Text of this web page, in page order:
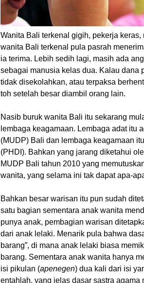
Wanita Bali terkenal gigih, pekerja
wanita Bali terkenal pula pasrah
ia terima. Lebih sedih lagi, masih ada
sebagai manusia kelas dua. Kalau dana
tidak disekolahkan, atau terpaksa
toh setelah besar diambil orang lain.
Nasib buruk wanita Bali itu sekarang
lembaga keagamaan. Lembaga adat itu
(MUDP) Bali dan lembaga keagamaan
(PHDI). Bahkan yang jarang diketahui
MUDP Bali tahun 2010 yang
wanita, yang selama ini tak dapat apa-
Bahkan besar warisan itu pun sudah
satu bagian sementara anak wanita
punya anak, pembagian warisan
dari anak lelaki. Menarik pula bahwa
barang”, di mana anak lelaki biasa
barang. Sementara anak wanita hanya
isi pikulan (apenegen) dua kali dari isi
entahlah, yang jelas dasar sastra